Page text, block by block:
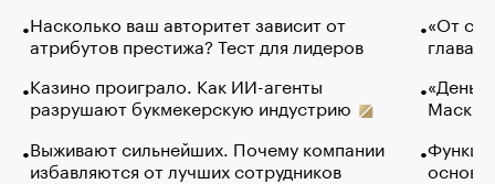
Насколько ваш авторитет зависит от
атрибутов престижа? Тест для лидеров
Казино проиграло. Как ИИ-агенты
разрушают букмекерскую индустрию
Выживают сильнейших. Почему компании
избавляются от лучших сотрудников
«От
глава
Маск в
основ